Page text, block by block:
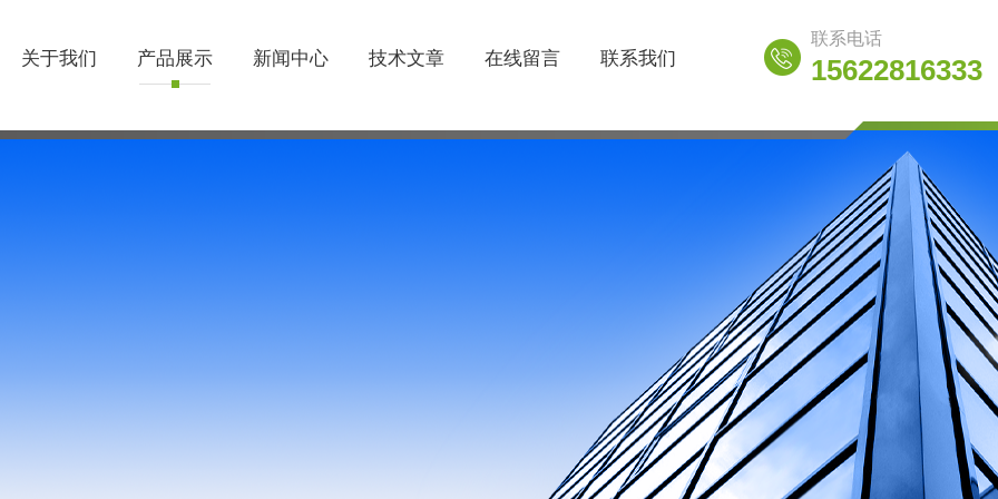
关于我们 产品展示 新闻中心 技术文章 在线留言 联系我们
联系电话
15622816333